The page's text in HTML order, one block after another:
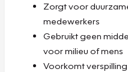
Zorgt voor
medewerkers
Gebruikt geen
voor milieu of mens
Voorkomt verspilling